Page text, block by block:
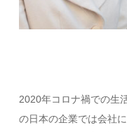
2020年コロナ禍での生
の日本の企業では会社